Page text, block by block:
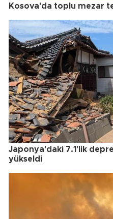
Kosova'da toplu mezar
Japonya'daki 7.1'lik
yükseldi